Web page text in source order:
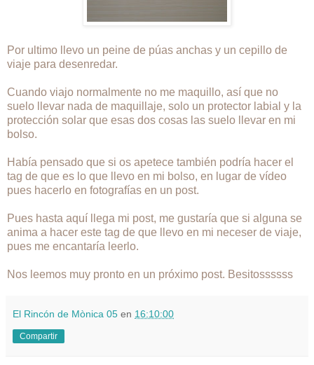
Por ultimo llevo un peine de púas anchas y un cepillo de
viaje para desenredar.
Cuando viajo normalmente no me maquillo, así que no
suelo llevar nada de maquillaje, solo un protector labial y la
protección solar que esas dos cosas las suelo llevar en mi
bolso.
Había pensado que si os apetece también podría hacer el
tag de que es lo que llevo en mi bolso, en lugar de vídeo
pues hacerlo en fotografías en un post.
Pues hasta aquí llega mi post, me gustaría que si alguna se
anima a hacer este tag de que llevo en mi neceser de viaje,
pues me encantaría leerlo.
Nos leemos muy pronto en un próximo post. Besitossssss
El Rincón de Mònica 05 en 16:10:00
Compartir